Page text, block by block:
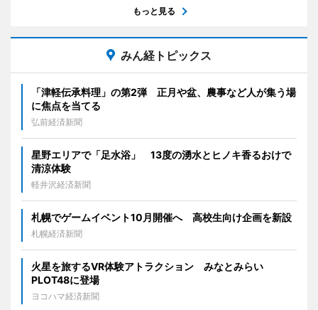
もっと見る
みん経トピックス
「津軽伝承料理」の第2弾 正月や盆、農事など人が集う場
に焦点を当てる
弘前経済新聞
星野エリアで「足水浴」 13度の湧水とヒノキ香るおけで
清涼体験
軽井沢経済新聞
札幌でゲームイベント10月開催へ 高校生向け企画を新設
札幌経済新聞
火星を旅するVR体験アトラクション みなとみらい
PLOT48に登場
ヨコハマ経済新聞